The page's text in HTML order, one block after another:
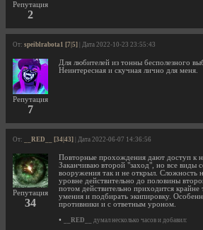
Репутация
2
От: speiblrabota1 [7|5] | Дата 2022-10-23 23:55:43
Репутация
7
Для любителей из тонны бесполезного
Неинтересная и скучная лично для меня.
От: __RED__ [34|43] | Дата 2022-06-07 14:36:56
Репутация
34
Повторные прохождения дают доступ к
Заканчиваю второй "заход", но все виды
вооружения так и не открыл. Сложность
уровне действительно до половины
потом действительно приходится крайне
умения и подбирать экипировку.
противники и с ответным уроном.
•
__RED__ думал несколько часов и добавил: